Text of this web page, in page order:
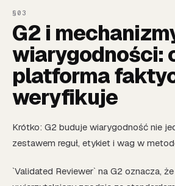
G2 i
wiarygodności:
platforma
weryfikuje
Krótko: G2 buduje wiarygodność nie
zestawem reguł, etykiet i wag w
`Validated Reviewer` na G2 oznacza,